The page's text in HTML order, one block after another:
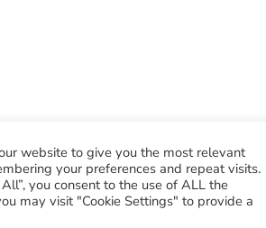
website to give you the most relevant
your preferences and repeat visits.
you consent to the use of ALL the
may visit "Cookie Settings" to provide a